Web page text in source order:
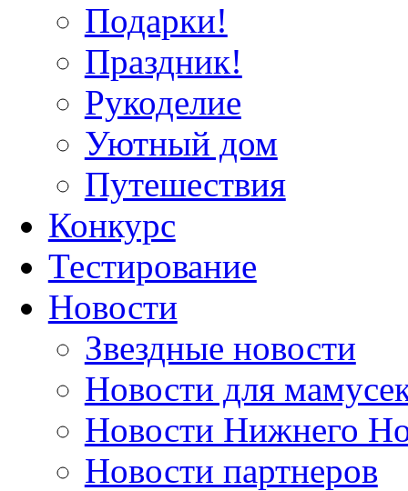
Подарки!
Праздник!
Рукоделие
Уютный дом
Путешествия
Конкурс
Тестирование
Новости
Звездные новости
Новости для
Новости Нижнего
Новости партнеров